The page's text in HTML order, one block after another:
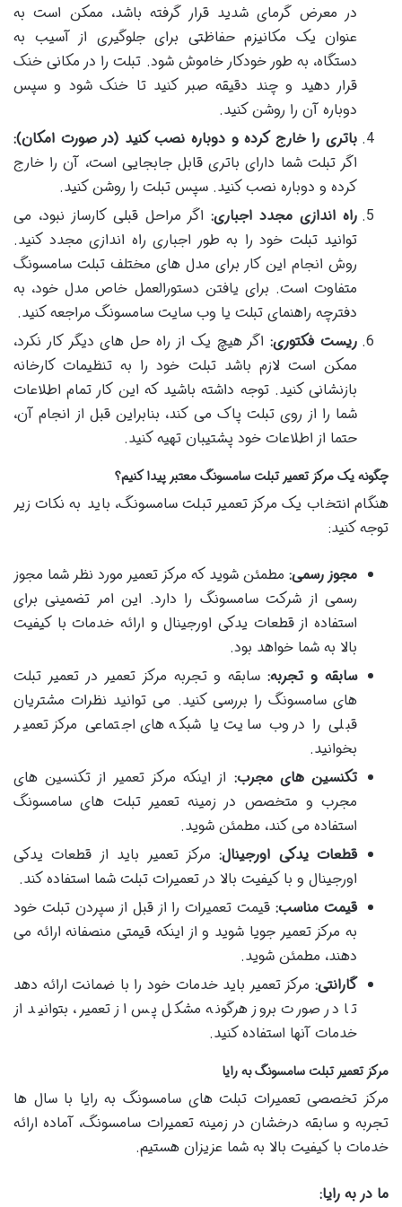
در معرض گرمای شدید قرار گرفته باشد، ممکن است به
عنوان یک مکانیزم حفاظتی برای جلوگیری از آسیب به
دستگاه، به طور خودکار خاموش شود. تبلت را در مکانی خنک
قرار دهید و چند دقیقه صبر کنید تا خنک شود و سپس
دوباره آن را روشن کنید.
باتری را خارج کرده و دوباره نصب کنید (در صورت امکان):
اگر تبلت شما دارای باتری قابل جابجایی است، آن را خارج
کرده و دوباره نصب کنید. سپس تبلت را روشن کنید.
راه اندازی مجدد اجباری:اگر مراحل قبلی کارساز نبود، می
توانید تبلت خود را به طور اجباری راه اندازی مجدد کنید.
روش انجام این کار برای مدل های مختلف تبلت سامسونگ
متفاوت است. برای یافتن دستورالعمل خاص مدل خود، به
دفترچه راهنمای تبلت یا وب سایت سامسونگ مراجعه کنید.
ریست فکتوری:اگر هیچ یک از راه حل های دیگر کار نکرد،
ممکن است لازم باشد تبلت خود را به تنظیمات کارخانه
بازنشانی کنید. توجه داشته باشید که این کار تمام اطلاعات
شما را از روی تبلت پاک می کند، بنابراین قبل از انجام آن،
حتما از اطلاعات خود پشتیبان تهیه کنید.
چگونه یک مرکز تعمیر تبلت سامسونگ معتبر پیدا کنیم؟
هنگام انتخاب یک مرکز تعمیر تبلت سامسونگ، باید به نکات زیر
توجه کنید:
مجوز رسمی: مطمئن شوید که مرکز تعمیر مورد نظر شما مجوز
رسمی از شرکت سامسونگ را دارد. این امر تضمینی برای
استفاده از قطعات یدکی اورجینال و ارائه خدمات با کیفیت
بالا به شما خواهد بود.
سابقه و تجربه:سابقه و تجربه مرکز تعمیر در تعمیر تبلت
های سامسونگ را بررسی کنید. می توانید نظرات مشتریان
قبلی را در وب سایت یا شبکه های اجتماعی مرکز تعمیر
بخوانید.
تکنسین های مجرب: از اینکه مرکز تعمیر از تکنسین های
مجرب و متخصص در زمینه تعمیر تبلت های سامسونگ
استفاده می کند، مطمئن شوید.
قطعات یدکی اورجینال:مرکز تعمیر باید از قطعات یدکی
اورجینال و با کیفیت بالا در تعمیرات تبلت شما استفاده کند.
قیمت مناسب:قیمت تعمیرات را از قبل از سپردن تبلت خود
به مرکز تعمیر جویا شوید و از اینکه قیمتی منصفانه ارائه می
دهند، مطمئن شوید.
گارانتی: مرکز تعمیر باید خدمات خود را با ضمانت ارائه دهد
تا در صورت بروز هرگونه مشکل پس از تعمیر، بتوانید از
خدمات آنها استفاده کنید.
مرکز تعمیر تبلت سامسونگ به رایا
مرکز تخصصی تعمیرات تبلت های سامسونگ به رایا با سال ها
تجربه و سابقه درخشان در زمینه تعمیرات سامسونگ، آماده ارائه
خدمات با کیفیت بالا به شما عزیزان هستیم.
ما در به رایا: